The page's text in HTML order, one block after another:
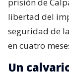
libertad del
seguridad de
en cuatro
Un